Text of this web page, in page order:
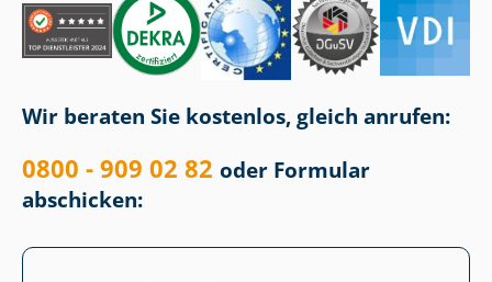
Wir beraten Sie kostenlos, gleich anrufen:
0800 - 909 02 82 oder Formular
abschicken: